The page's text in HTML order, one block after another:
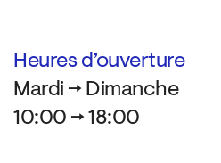
Heures d’ouverture
Mardi → Dimanche
10:00 → 18:00